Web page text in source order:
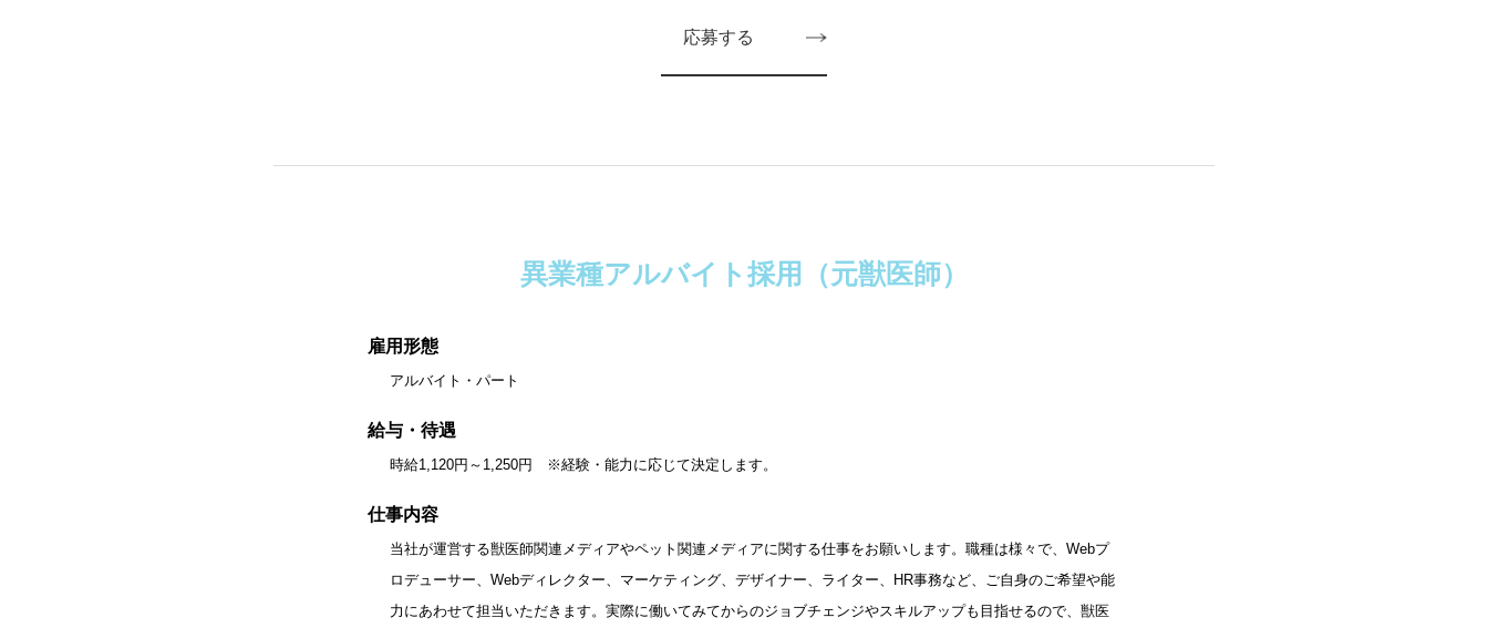
応募する
異業種アルバイト採用（元獣医師）
雇用形態
アルバイト・パート
給与・待遇
時給1,120円～1,250円 ※経験・能力に応じて決定します。
仕事内容
当社が運営する獣医師関連メディアやペット関連メディアに関する仕事をお願いします。職種は様々で、Webプ
ロデューサー、Webディレクター、マーケティング、デザイナー、ライター、HR事務など、ご自身のご希望や能
力にあわせて担当いただきます。実際に働いてみてからのジョブチェンジやスキルアップも目指せるので、獣医